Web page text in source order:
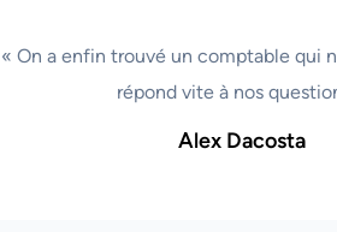
« On a enfin trouvé un comptable qui
répond vite à nos
Alex Dacosta